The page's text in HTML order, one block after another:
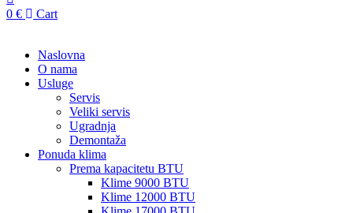
0 € Cart
Naslovna
O nama
Usluge
Servis
Veliki servis
Ugradnja
Demontaža
Ponuda klima
Prema kapacitetu BTU
Klime 9000 BTU
Klime 12000 BTU